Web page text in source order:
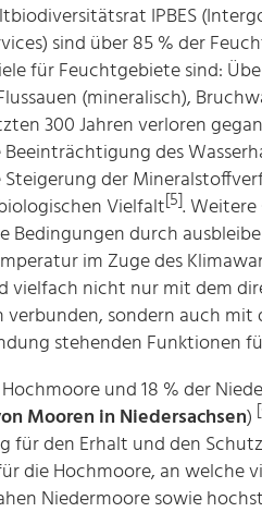
IPBES
sind über 85 % der
für Feuchtgebiete sind:
(mineralisch),
300 Jahren verloren
des
der
Vielfalt[5].
Bedingungen durch
im Zuge des
vielfach nicht nur mit dem
verbunden, sondern auch
stehenden Funktionen
und 18 % der
Mooren in Niedersachsen)
für den Erhalt und den
die Hochmoore, an welche
Niedermoore sowie